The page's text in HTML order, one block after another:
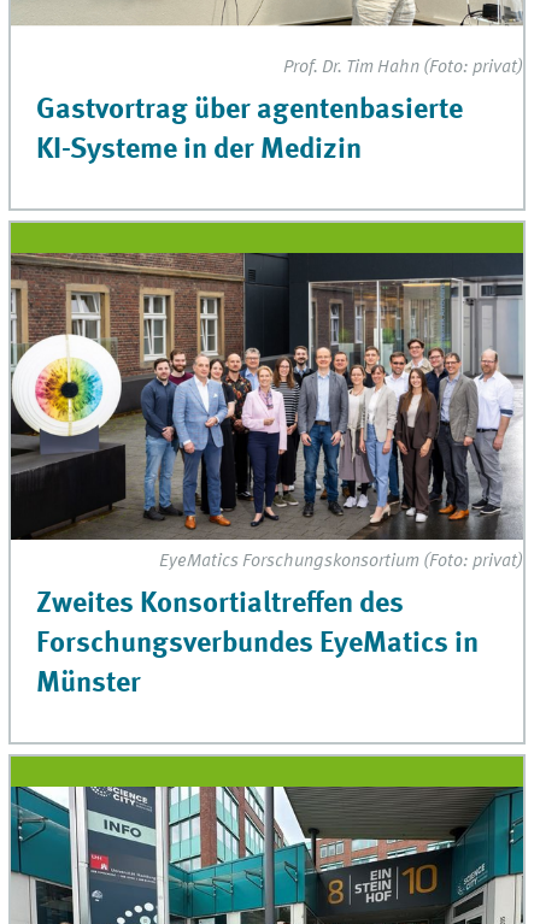
Prof. Dr. Tim Hahn (Foto: privat)
Gastvortrag über agentenbasierte
KI-Systeme in der Medizin
EyeMatics Forschungskonsortium (Foto: privat)
Zweites Konsortialtreffen des
Forschungsverbundes EyeMatics in
Münster